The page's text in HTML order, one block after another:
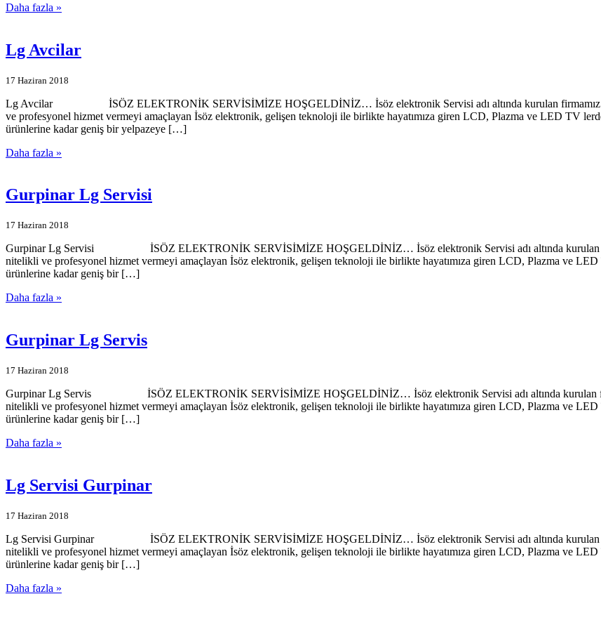
Daha fazla »
Lg Avcilar
17 Haziran 2018
Lg Avcilar İSÖZ ELEKTRONİK SERVİSİMİZE HOŞGELDİNİZ… İsöz elektronik Servisi adı altında kurulan firmamız
ve profesyonel hizmet vermeyi amaçlayan İsöz elektronik, gelişen teknoloji ile birlikte hayatımıza giren LCD, Plazma ve LED TV
ürünlerine kadar geniş bir yelpazeye […]
Daha fazla »
Gurpinar Lg Servisi
17 Haziran 2018
Gurpinar Lg Servisi İSÖZ ELEKTRONİK SERVİSİMİZE HOŞGELDİNİZ… İsöz elektronik Servisi adı altında kurulan
nitelikli ve profesyonel hizmet vermeyi amaçlayan İsöz elektronik, gelişen teknoloji ile birlikte hayatımıza giren LCD, Plazma ve
ürünlerine kadar geniş bir […]
Daha fazla »
Gurpinar Lg Servis
17 Haziran 2018
Gurpinar Lg Servis İSÖZ ELEKTRONİK SERVİSİMİZE HOŞGELDİNİZ… İsöz elektronik Servisi adı altında kurulan
nitelikli ve profesyonel hizmet vermeyi amaçlayan İsöz elektronik, gelişen teknoloji ile birlikte hayatımıza giren LCD, Plazma ve
ürünlerine kadar geniş bir […]
Daha fazla »
Lg Servisi Gurpinar
17 Haziran 2018
Lg Servisi Gurpinar İSÖZ ELEKTRONİK SERVİSİMİZE HOŞGELDİNİZ… İsöz elektronik Servisi adı altında kurulan
nitelikli ve profesyonel hizmet vermeyi amaçlayan İsöz elektronik, gelişen teknoloji ile birlikte hayatımıza giren LCD, Plazma ve
ürünlerine kadar geniş bir […]
Daha fazla »